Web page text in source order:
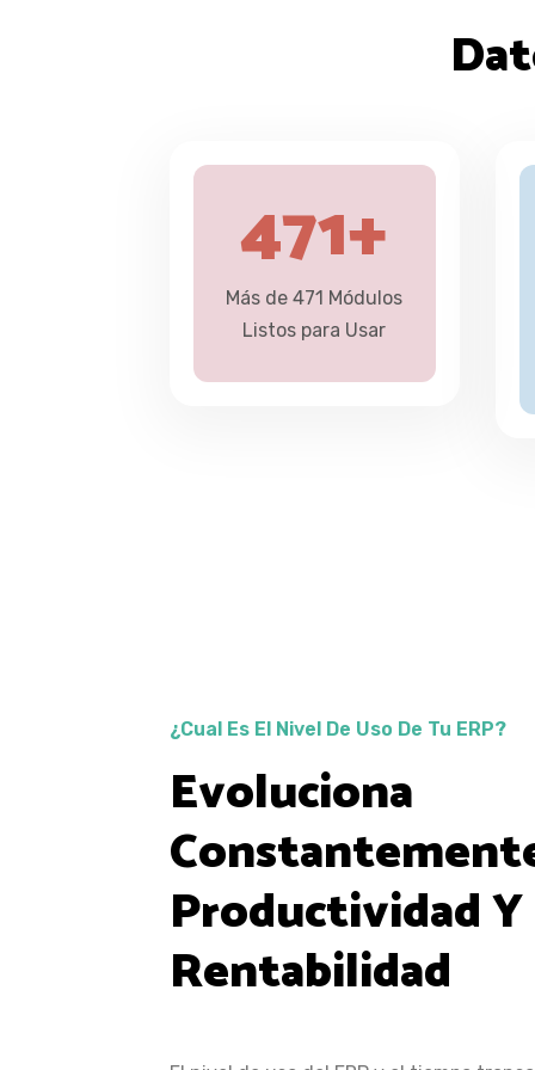
471+
Más de 471 Módulos
Listos para Usar
¿Cual Es El Nivel De Uso De Tu ERP?
Evoluciona
Productividad Y
Rentabilidad